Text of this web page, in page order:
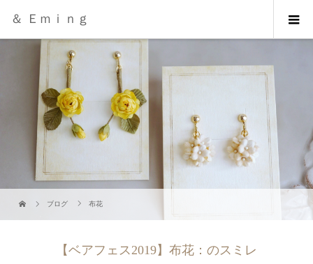
＆ Ｅｍｉｎｇ
ブログ 布花
【ベアフェス2019】布花：のスミレ